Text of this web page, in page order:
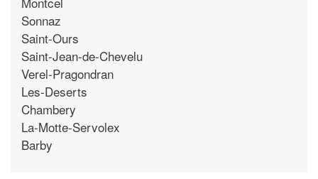
Sonnaz
Saint-Ours
Saint-Jean-de-Chevelu
Verel-Pragondran
Les-Deserts
Chambery
La-Motte-Servolex
Barby